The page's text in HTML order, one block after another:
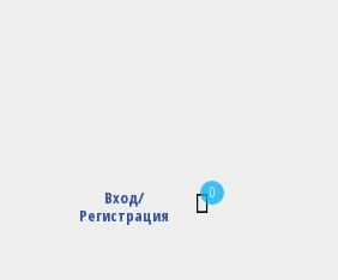
0
Вход/
Регистрация